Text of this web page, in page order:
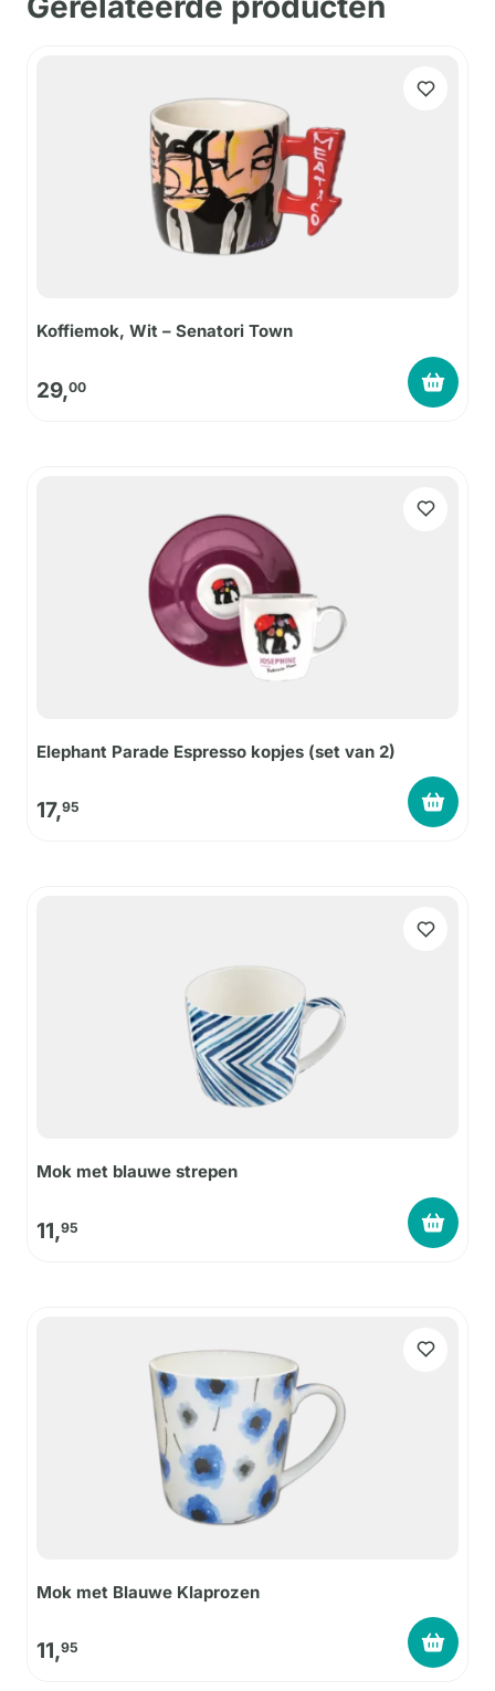
Koffiemok, Wit – Senatori Town
29,00
Elephant Parade Espresso kopjes (set van 2)
17,95
Mok met blauwe strepen
11,95
Mok met Blauwe Klaprozen
11,95